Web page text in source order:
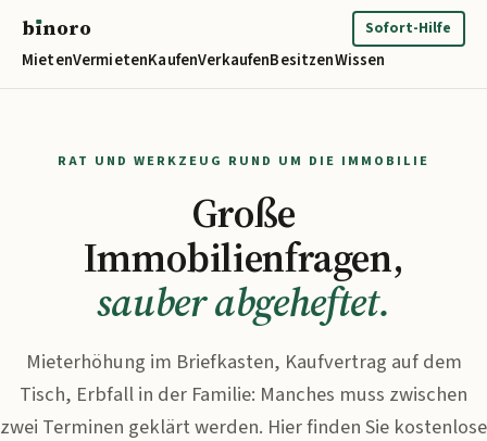
bınoro
MietenVermietenKaufenVerkaufenBesitzenWissen
Sofort-Hilfe
RAT UND WERKZEUG RUND UM DIE IMMOBILIE
Große
Immobilienfragen,
sauber abgeheftet.
Mieterhöhung im Briefkasten, Kaufvertrag auf dem
Tisch, Erbfall in der Familie: Manches muss zwischen
zwei Terminen geklärt werden. Hier finden Sie kostenlose